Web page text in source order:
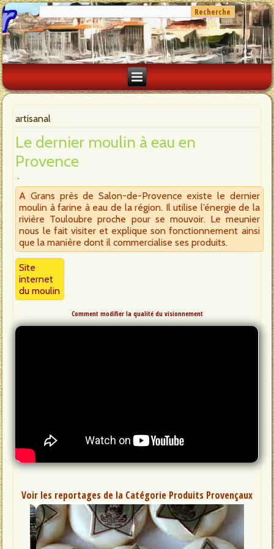
artisanal
Le dernier moulin à eau en
Provence
A Grans près de Salon-de-Provence existe le dernier
moulin à farine à eau de la région. Il utilise l’énergie de la
rivière Touloubre proche pour se mouvoir. Le meunier
nous le fait visiter et explique son fonctionnement ainsi
que la manière dont il commercialise ses produits.
Site
internet
du moulin
Comment modifier la qualité du visionnement
Voir les reportages de la Catégorie Produits Provençaux